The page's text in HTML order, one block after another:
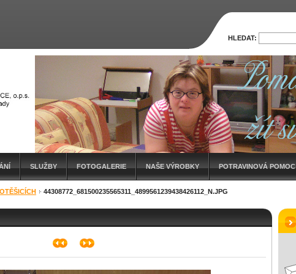
SLUŽBY FOTOGALERIE NAŠE VÝROBKY POTRAVINOVÁ POMOC
AUTOMOBILŮ PRO HANDICAP CENTRUM SRDCE, O.P.S.
44308772_681500235565311_4899561239438426112_N.JPG
HLEDAT: